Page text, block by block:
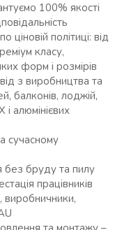
100% якості
ціновій політиці: від
класу,
форм і розмірів
з виробництва та
балконів, лоджій,
алюмінієвих
сучасному
без бруду та пилу
працівників
виробничники,